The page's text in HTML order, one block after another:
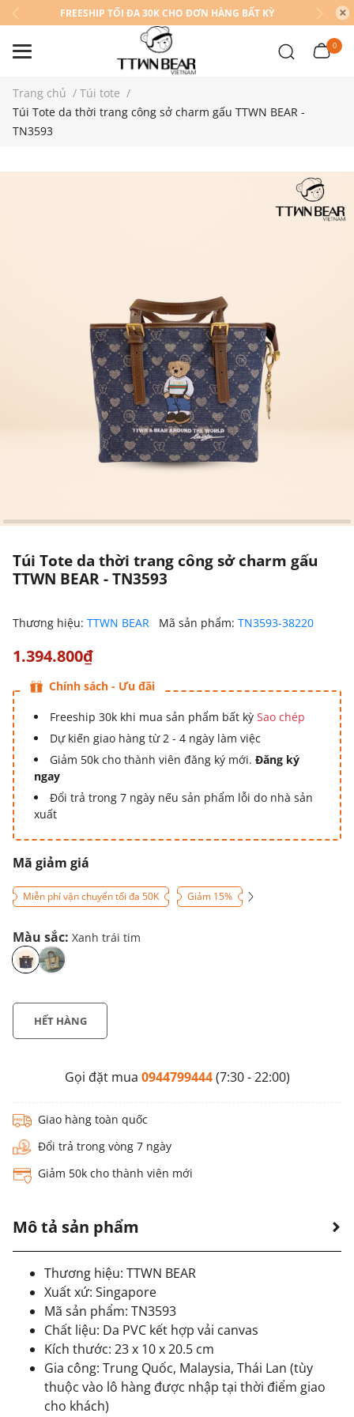
FREESHIP TỐI ĐA 30K CHO ĐƠN HÀNG BẤT KỲ
0
Trang chủ / Túi tote /
Túi Tote da thời trang công sở charm gấu TTWN BEAR -
TN3593
Túi Tote da thời trang công sở charm gấu
TTWN BEAR - TN3593
Thương hiệu: TTWN BEAR Mã sản phẩm: TN3593-38220
1.394.800₫
Chính sách - Ưu đãi
Freeship 30k khi mua sản phẩm bất kỳ Sao chép
Dự kiến giao hàng từ 2 - 4 ngày làm việc
Giảm 50k cho thành viên đăng ký mới. Đăng ký
ngay
Đổi trả trong 7 ngày nếu sản phẩm lỗi do nhà sản
xuất
Mã giảm giá
Miễn phí vận chuyển tối đa 50K Giảm 15%
Màu sắc: Xanh trái tim
HẾT HÀNG
Gọi đặt mua 0944799444(7:30 - 22:00)
Giao hàng toàn quốc
Đổi trả trong vòng 7 ngày
Giảm 50k cho thành viên mới
Mô tả sản phẩm
Thương hiệu: TTWN BEAR
Xuất xứ: Singapore
Mã sản phẩm: TN3593
Chất liệu: Da PVC kết hợp vải canvas
Kích thước: 23 x 10 x 20.5 cm
Gia công: Trung Quốc, Malaysia, Thái Lan (tùy
thuộc vào lô hàng được nhập tại thời điểm giao
cho khách)